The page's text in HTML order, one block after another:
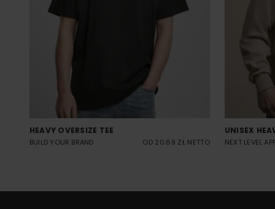
HEAVY OVERSIZE TEE
BUILD YOUR BRAND OD 20.69 ZŁ NETTO
UNISEX
NEXT LEVEL